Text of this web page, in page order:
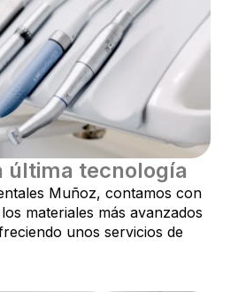
última tecnología
Muñoz, contamos con
materiales más avanzados
unos servicios de